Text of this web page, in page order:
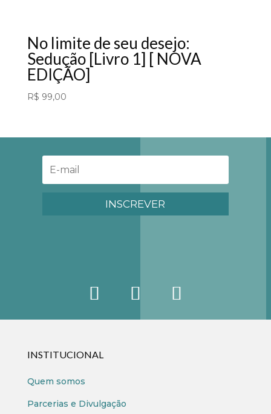
No limite de seu desejo:
Sedução [Livro 1] [ NOVA
EDIÇÃO]
R$ 99,00
INSCREVER
INSTITUCIONAL
Quem somos
Parcerias e Divulgação